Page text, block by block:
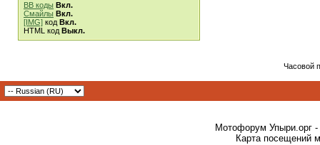
BB коды Вкл.
Смайлы Вкл.
[IMG] код Вкл.
HTML код Выкл.
Часовой
Мотофорум Упыри.орг -
Карта посещений